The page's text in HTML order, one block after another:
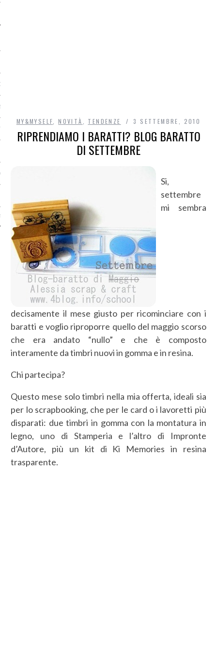
DI ACCESSO AI DATI
MY&MYSELF ,NOVITÀ TENDENZE 3 SETTEMBRE, 2010
RIPRENDIAMO I BARATTI? BLOG BARATTO
DI SETTEMBRE
Si,
settembre
mi sembra
decisamente il mese giusto per ricominciare con i
baratti e voglio riproporre quello del maggio scorso
che era andato “nullo” e che è composto
interamente da timbri nuovi in gomma e in resina.
Chi partecipa?
Questo mese solo timbri nella mia offerta, ideali sia
per lo scrapbooking, che per le card o i lavoretti più
disparati: due timbri in gomma con la montatura in
legno, uno di Stamperia e l’altro di Impronte
d’Autore, più un kit di Ki Memories in resina
trasparente.